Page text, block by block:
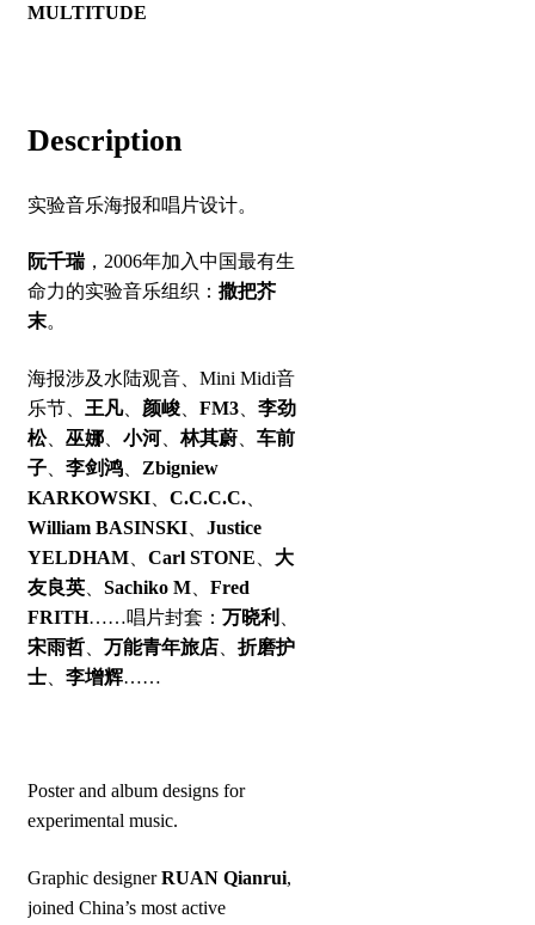
MULTITUDE
Description
实验音乐海报和唱片设计。
阮千瑞，2006年加入中国最有生
命力的实验音乐组织： 撒把芥
末。
海报涉及水陆观音、Mini Midi音
乐节、 王凡、 颜峻、 FM3、 李劲
松、 巫娜、 小河、林其蔚、 车前
子、 李剑鸿、 Zbigniew
KARKOWSKI、 C.C.C.C.、
William BASINSKI、 Justice
YELDHAM、 Carl STONE
大
友良英、 Sachiko M、 Fred
FRITH……唱片封套： 万晓利
宋雨哲、 万能青年旅店、 折磨护
士、 李增辉……
Poster and album designs for
experimental music.
Graphic designerRUAN Qianrui,
joined China’s most active